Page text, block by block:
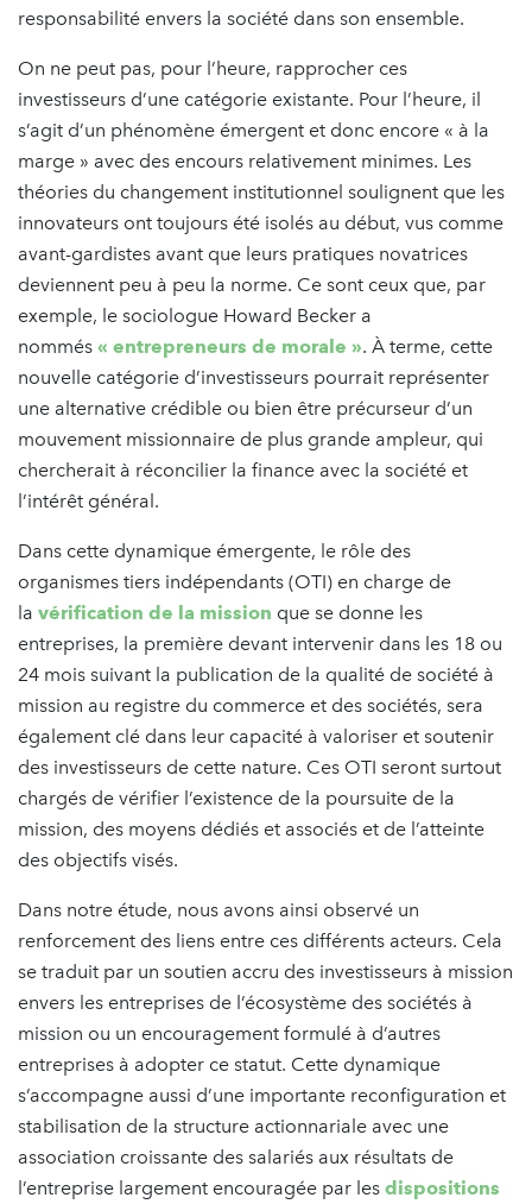
responsabilité envers la société dans son ensemble.
On ne peut pas, pour l’heure, rapprocher ces
investisseurs d’une catégorie existante. Pour l’heure, il
s’agit d’un phénomène émergent et donc encore « à la
marge » avec des encours relativement minimes. Les
théories du changement institutionnel soulignent que les
innovateurs ont toujours été isolés au début, vus comme
avant-gardistes avant que leurs pratiques novatrices
deviennent peu à peu la norme. Ce sont ceux que, par
exemple, le sociologue Howard Becker a
nommés « entrepreneurs de morale ». À terme, cette
nouvelle catégorie d’investisseurs pourrait représenter
une alternative crédible ou bien être précurseur d’un
mouvement missionnaire de plus grande ampleur, qui
chercherait à réconcilier la finance avec la société et
l’intérêt général.
Dans cette dynamique émergente, le rôle des
organismes tiers indépendants (OTI) en charge de
la vérification de la mission que se donne les
entreprises, la première devant intervenir dans les 18 ou
24 mois suivant la publication de la qualité de société à
mission au registre du commerce et des sociétés, sera
également clé dans leur capacité à valoriser et soutenir
des investisseurs de cette nature. Ces OTI seront surtout
chargés de vérifier l’existence de la poursuite de la
mission, des moyens dédiés et associés et de l’atteinte
des objectifs visés.
Dans notre étude, nous avons ainsi observé un
renforcement des liens entre ces différents acteurs. Cela
se traduit par un soutien accru des investisseurs à mission
envers les entreprises de l’écosystème des sociétés à
mission ou un encouragement formulé à d’autres
entreprises à adopter ce statut. Cette dynamique
s’accompagne aussi d’une importante reconfiguration et
stabilisation de la structure actionnariale avec une
association croissante des salariés aux résultats de
l’entreprise largement encouragée par les dispositions